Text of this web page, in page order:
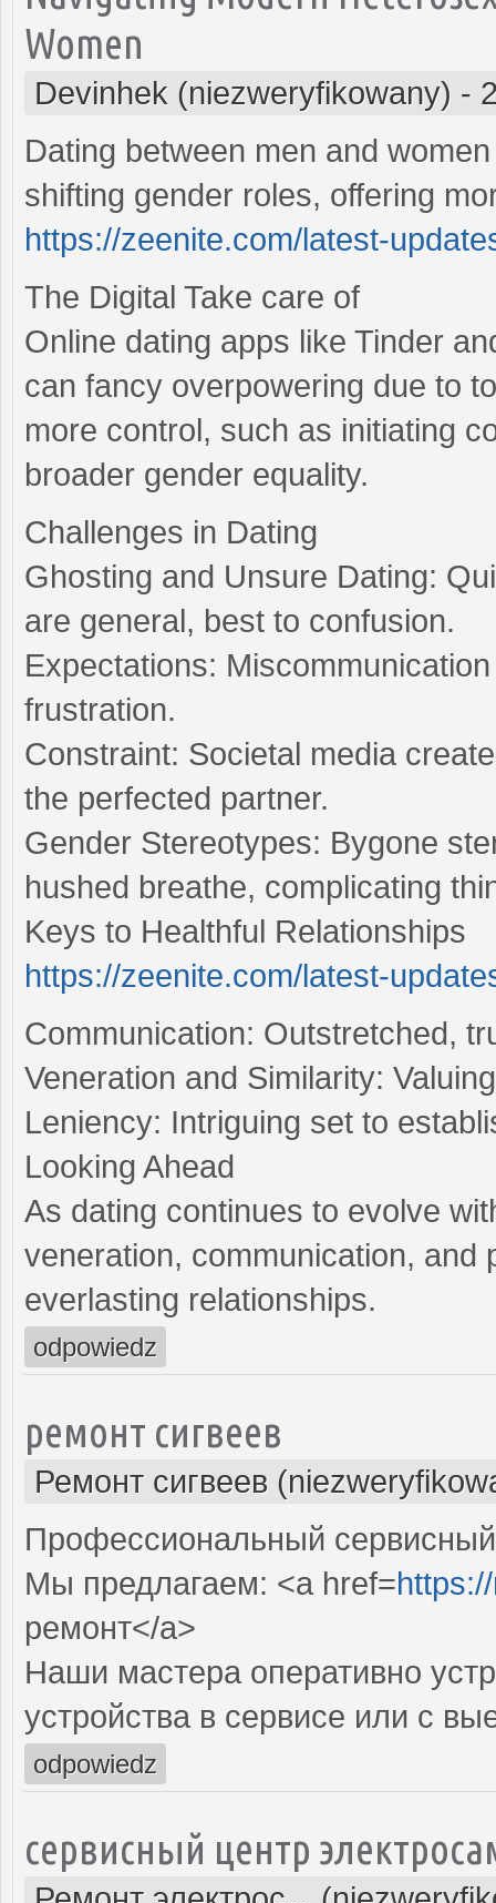
Women
Devinhek (niezweryfikowany) -
Dating between men and
shifting gender roles, offering
https://zeenite.com/latest-
The Digital Take care of
Online dating apps like Tinder
can fancy overpowering due to
more control, such as initiating
broader gender equality.
Challenges in Dating
Ghosting and Unsure Dating:
are general, best to confusion.
Expectations:
frustration.
Constraint: Societal media
the perfected partner.
Gender Stereotypes: Bygone
hushed breathe, complicating
Keys to Healthful Relationships
https://zeenite.com/latest-
Communication: Outstretched,
Veneration and Similarity:
Leniency: Intriguing set to
Looking Ahead
As dating continues to evolve
veneration, communication, and
everlasting relationships.
odpowiedz
ремонт сигвеев
Ремонт сигвеев
Профессиональный
Мы предлагаем: <a href=
ремонт</a>
Наши мастера оперативно
устройства в сервисе или с
odpowiedz
сервисный центр